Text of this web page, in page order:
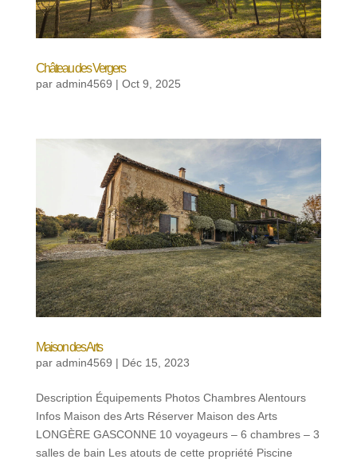
Château des Vergers
par admin4569 | Oct 9, 2025
Maison des Arts
par admin4569 | Déc 15, 2023
Description Équipements Photos Chambres Alentours
Infos Maison des Arts Réserver Maison des Arts
LONGÈRE GASCONNE 10 voyageurs – 6 chambres – 3
salles de bain Les atouts de cette propriété Piscine